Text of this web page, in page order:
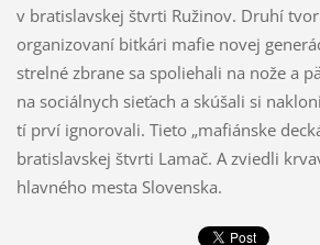
v bratislavskej štvrti Ružinov. Druhí
organizovaní bitkári mafie novej
strelné zbrane sa spoliehali na nože a
na sociálnych sieťach a skúšali si
tí prví ignorovali. Tieto „mafiánske
bratislavskej štvrti Lamač. A zviedli
hlavného mesta Slovenska.